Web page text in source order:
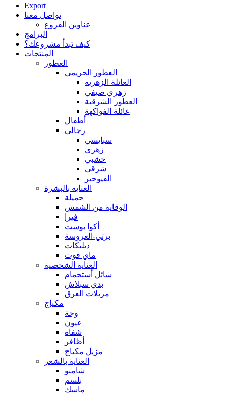
Export
تواصل معنا
عناوين الفروع
البرامج
كيف تبدأ مشروعك؟
المنتجات
العطور
العطور الحريمي
العائلة الزهريه
زهري صيفي
العطور الشرقية
عائلة الفواكهة
أطفال
رجالي
سبايسي
زهري
خشبي
شرقي
الفيوجير
العنايه بالبشرة
جميلة
الوقاية من الشمس
فيرا
أكوا بوست
برتي-العروسة
ديليكات
ماي فوت
العناية الشخصية
سائل أستحمام
بدي سبلاش
مزيلات العرق
مكياج
وجة
عيون
شفاه
أظافر
مزيل مكياج
العناية بالشعر
شامبو
بلسم
ماسك